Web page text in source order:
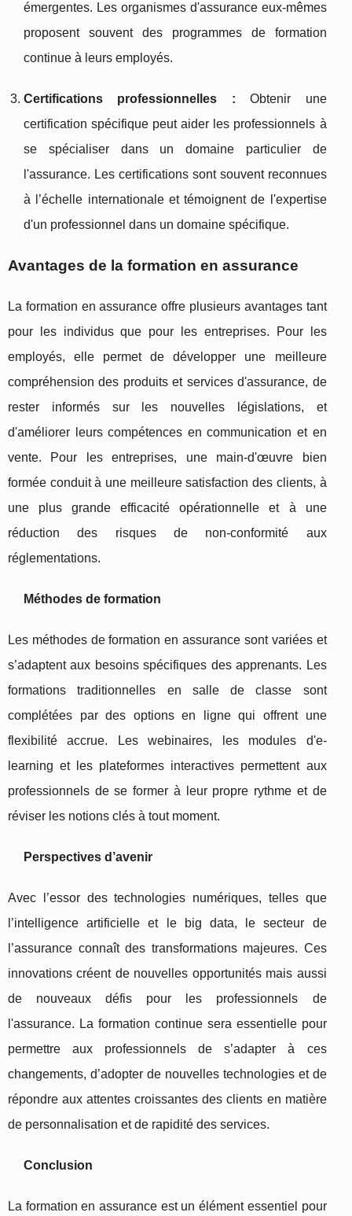
émergentes. Les organismes d'assurance eux-mêmes
proposent souvent des programmes de formation
continue à leurs employés.
Certifications professionnelles : Obtenir une
certification spécifique peut aider les professionnels à
se spécialiser dans un domaine particulier de
l'assurance. Les certifications sont souvent reconnues
à l’échelle internationale et témoignent de l'expertise
d'un professionnel dans un domaine spécifique.
Avantages de la formation en assurance
La formation en assurance offre plusieurs avantages tant
pour les individus que pour les entreprises. Pour les
employés, elle permet de développer une meilleure
compréhension des produits et services d'assurance, de
rester informés sur les nouvelles législations, et
d'améliorer leurs compétences en communication et en
vente. Pour les entreprises, une main-d'œuvre bien
formée conduit à une meilleure satisfaction des clients, à
une plus grande efficacité opérationnelle et à une
réduction des risques de non-conformité aux
réglementations.
Méthodes de formation
Les méthodes de formation en assurance sont variées et
s’adaptent aux besoins spécifiques des apprenants. Les
formations traditionnelles en salle de classe sont
complétées par des options en ligne qui offrent une
flexibilité accrue. Les webinaires, les modules d'e-
learning et les plateformes interactives permettent aux
professionnels de se former à leur propre rythme et de
réviser les notions clés à tout moment.
Perspectives d’avenir
Avec l’essor des technologies numériques, telles que
l’intelligence artificielle et le big data, le secteur de
l’assurance connaît des transformations majeures. Ces
innovations créent de nouvelles opportunités mais aussi
de nouveaux défis pour les professionnels de
l'assurance. La formation continue sera essentielle pour
permettre aux professionnels de s’adapter à ces
changements, d’adopter de nouvelles technologies et de
répondre aux attentes croissantes des clients en matière
de personnalisation et de rapidité des services.
Conclusion
La formation en assurance est un élément essentiel pour